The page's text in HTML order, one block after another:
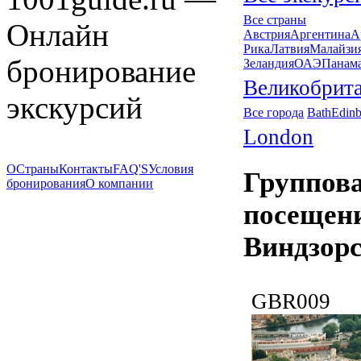
Все страны
АвстрияАргентина
РикаЛатвия
ЗеландияОАЭ
Все города Bath
London
GBR009
Онлайн
бронирование
экскурсий
ОСтраныКонтактыFAQ'SУсловия
бронированияО компании